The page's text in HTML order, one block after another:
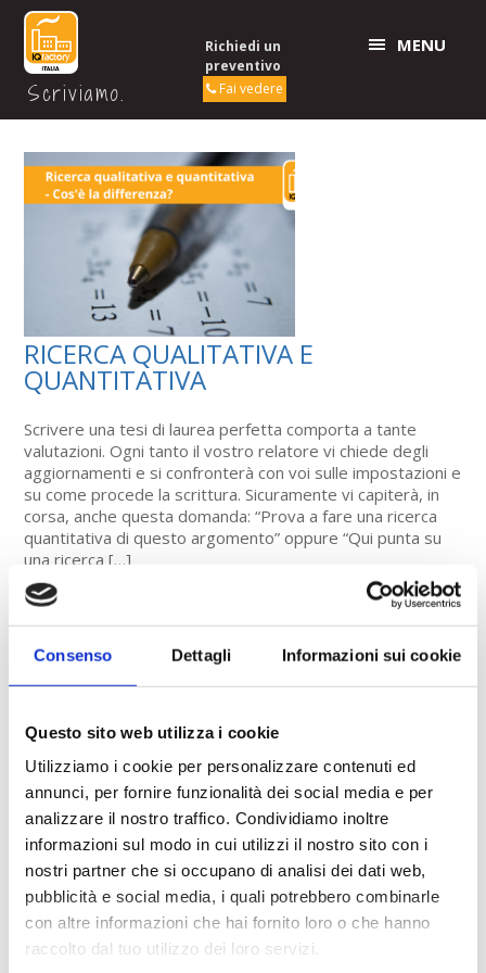
Consenso Dettagli Informazioni sui cookie
Questo sito web utilizza i cookie
Utilizziamo i cookie per personalizzare contenuti ed
annunci, per fornire funzionalità dei social media e per
analizzare il nostro traffico. Condividiamo inoltre
informazioni sul modo in cui utilizzi il nostro sito con i
nostri partner che si occupano di analisi dei dati web,
pubblicità e social media, i quali potrebbero combinarle
con altre informazioni che hai fornito loro o che hanno
raccolto dal tuo utilizzo dei loro servizi.
Scriviamo.
MENU
Richiedi un
preventivo
Fai vedere
RICERCA QUALITATIVA E
QUANTITATIVA
Scrivere una tesi di laurea perfetta comporta a tante
valutazioni. Ogni tanto il vostro relatore vi chiede degli
aggiornamenti e si confronterà con voi sulle impostazioni e
su come procede la scrittura. Sicuramente vi capiterà, in
corsa, anche questa domanda: “Prova a fare una ricerca
quantitativa di questo argomento” oppure “Qui punta su
una ricerca […]
TAG
abstract abstract tesi accademicoaiuto APA
APA style argomento articoli scientifici
bibliografia conclusione consigli
costruzione di tesi database discorso discussione
elenco esempio esperti fontiGoogle Scholar
impaginazione lavori online lavoro lettera di presentazione
plagio presentazione ricercaricerca avanzata
riferimento ringraziamenti risorsiscrittori siti
scolastici sitografia software antiplagio stage stesura
struttura studentitesi